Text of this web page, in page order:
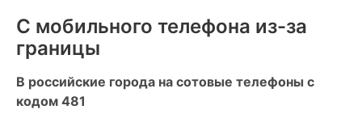
С мобильного телефона из-за
границы
В российские города на сотовые телефоны с
кодом 481